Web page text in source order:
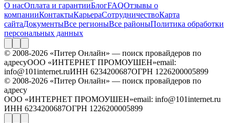
О насОплата и гарантииБлогFAQОтзывы о
компанииКонтактыКарьераСотрудничествоКарта
сайтаДокументыВсе регионыВсе районыПолитика обработки
персональных данных
© 2008-2026 «Питер Онлайн» — поиск провайдеров по
адресуООО «ИНТЕРНЕТ ПРОМОУШЕН»email:
info@101internet.ruИНН 6234200687ОГРН 1226200005899
© 2008-2026 «Питер Онлайн» — поиск провайдеров по
адресу
ООО «ИНТЕРНЕТ ПРОМОУШЕН»email: info@101internet.ru
ИНН 6234200687ОГРН 1226200005899